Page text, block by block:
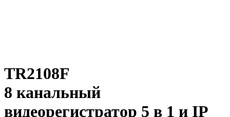
TR2108F
8 канальный
видеорегистратор 5 в 1 и IP